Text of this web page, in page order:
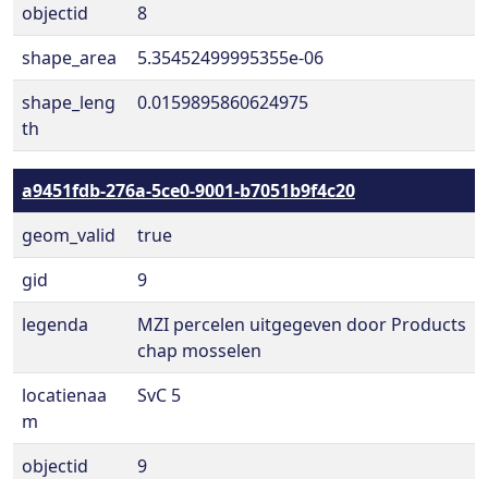
objectid
8
shape_area
5.35452499995355e-06
shape_leng
th
0.0159895860624975
a9451fdb-276a-5ce0-9001-b7051b9f4c20
geom_valid
true
gid
9
legenda
MZI percelen uitgegeven door Products
chap mosselen
locatienaa
m
SvC 5
objectid
9